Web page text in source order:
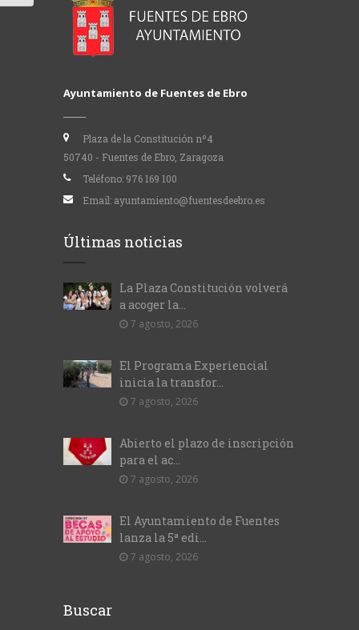
Ayuntamiento de Fuentes de Ebro
Plaza de la Constitución nº4
50740 - Fuentes de Ebro, Zaragoza
Teléfono: 976 169 100
Email: ayuntamiento@fuentesdeebro.es
Últimas noticias
La Plaza Constitución volverá
a acoger la...
7 agosto, 2026
El Programa Experiencial
inicia la transfor...
7 agosto, 2026
Abierto el plazo de inscripción
para el ac...
7 agosto, 2026
El Ayuntamiento de Fuentes
lanza la 5ª edi...
7 agosto, 2026
Buscar